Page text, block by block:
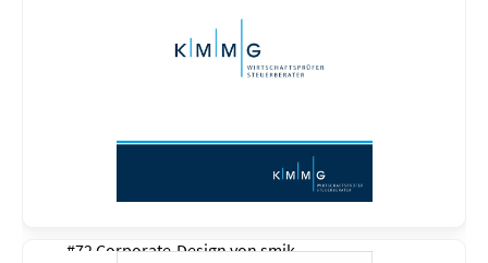
#72 Corporate-Design vonsmik